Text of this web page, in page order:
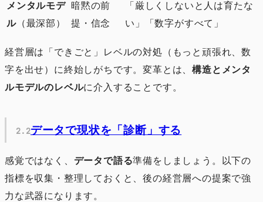
メンタルモデ
ル（最深部）
暗黙の前
提・信念
「厳しくしないと人は育たな
い」「数字がすべて」
経営層は「できごと」レベルの対処（もっと頑張れ、数
字を出せ）に終始しがちです。変革とは、構造とメンタ
ルモデルのレベルに介入することです。
データで現状を「診断」する
感覚ではなく、 データで語る準備をしましょう。以下の
指標を収集・整理しておくと、後の経営層への提案で強
力な武器になります。